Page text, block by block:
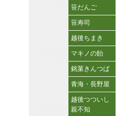
笹だんご
笹寿司
越後ちまき
マキノの飴
銘菓きんつば
青海・長野屋
越後つついし
親不知